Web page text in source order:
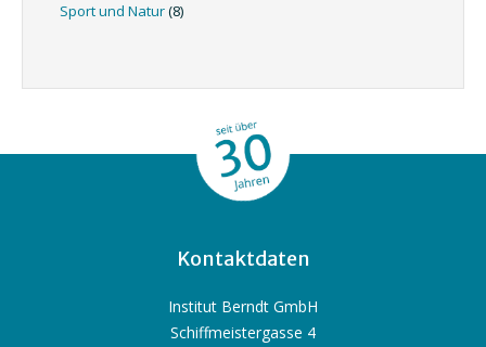
Sport und Natur(8)
Kontaktdaten
Institut Berndt GmbH
Schiffmeistergasse 4